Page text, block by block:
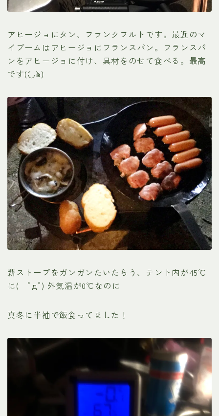
アヒージョにタン、フランクフルトです。最近のマ
イブームはアヒージョにフランスパン。フランスパ
ンをアヒージョに付け、具材をのせて食べる。最高
です(´◡`๑)
薪ストーブをガンガンたいたらう、テント内が45℃
に( ﾟдﾟ) 外気温が0℃なのに
真冬に半袖で飯食ってました！